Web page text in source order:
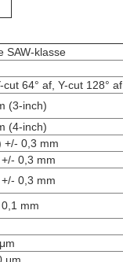
SAW-klasse
cut 64° af, Y-cut 128° af
(3-inch)
(4-inch)
+/- 0,3 mm
0,3 mm
0,3 mm
mm
μm